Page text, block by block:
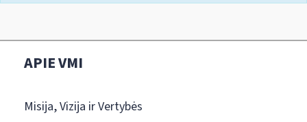
APIE VMI
Misija, Vizija ir Vertybės